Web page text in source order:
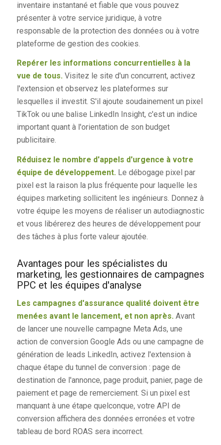
inventaire instantané et fiable que vous pouvez
présenter à votre service juridique, à votre
responsable de la protection des données ou à votre
plateforme de gestion des cookies.
Repérer les informations concurrentielles à la
vue de tous.Visitez le site d'un concurrent, activez
l'extension et observez les plateformes sur
lesquelles il investit. S'il ajoute soudainement un pixel
TikTok ou une balise LinkedIn Insight, c'est un indice
important quant à l'orientation de son budget
publicitaire.
Réduisez le nombre d'appels d'urgence à votre
équipe de développement. Le débogage pixel par
pixel est la raison la plus fréquente pour laquelle les
équipes marketing sollicitent les ingénieurs. Donnez à
votre équipe les moyens de réaliser un autodiagnostic
et vous libérerez des heures de développement pour
des tâches à plus forte valeur ajoutée.
Avantages pour les spécialistes du
marketing, les gestionnaires de campagnes
PPC et les équipes d'analyse
Les campagnes d'assurance qualité doivent être
menées avant le lancement, et non après.Avant
de lancer une nouvelle campagne Meta Ads, une
action de conversion Google Ads ou une campagne de
génération de leads LinkedIn, activez l'extension à
chaque étape du tunnel de conversion : page de
destination de l'annonce, page produit, panier, page de
paiement et page de remerciement. Si un pixel est
manquant à une étape quelconque, votre API de
conversion affichera des données erronées et votre
tableau de bord ROAS sera incorrect.